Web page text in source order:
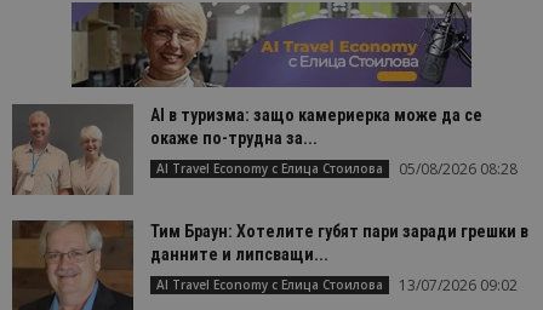
AI в туризма: защо камериерка може да се
окаже по-трудна за...
AI Travel Economy с Елица Стоилова 05/08/2026 08:28
Тим Браун: Хотелите губят пари заради грешки в
данните и липсващи...
AI Travel Economy с Елица Стоилова 13/07/2026 09:02